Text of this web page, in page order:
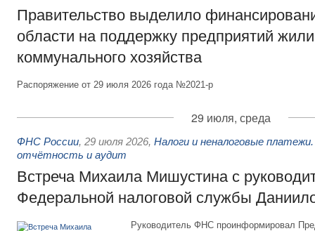
Правительство выделило
области на поддержку предприятий
коммунального хозяйства
Распоряжение от 29 июля 2026 года №2021-р
29 июля, среда
ФНС России, 29 июля 2026, Налоги и неналоговые
отчётность и аудит
Встреча Михаила Мишустина с
Федеральной налоговой службы
Руководитель ФНС проинформировал